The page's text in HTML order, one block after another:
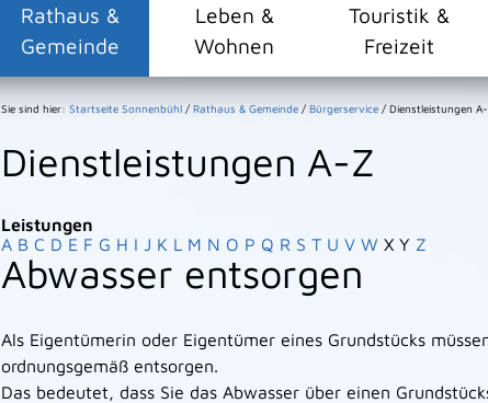
Rathaus &
Gemeinde
Leben &
Wohnen
Touristik &
Freizeit
Sie sind hier: Startseite Sonnenbühl / Rathaus & Gemeinde / Bürgerservice / Dienstleistungen
Dienstleistungen A-Z
Leistungen
A B C D E F G H I J K L M N O P Q R S T U V W X Y Z
Abwasser entsorgen
Als Eigentümerin oder Eigentümer eines Grundstücks
ordnungsgemäß entsorgen.
Das bedeutet, dass Sie das Abwasser über einen